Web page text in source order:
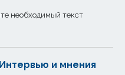
необходимый текст
Интервью и мнения